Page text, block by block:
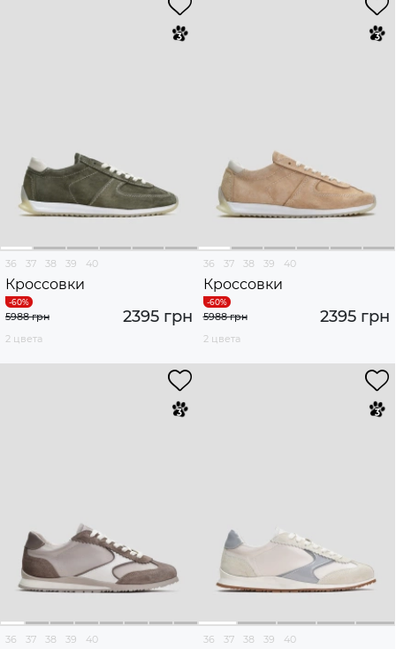
36 37 38 39 40
Кроссовки
2395 грн
5988 грн
2 цвета
36 37 38 39 40
Кроссовки
2395 грн
5988 грн
2 цвета
36 37 38 39 40 36 37 38 39 40